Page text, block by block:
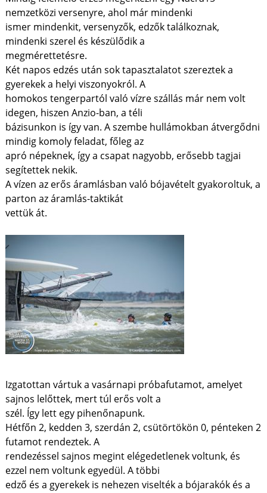
nemzetközi versenyre, ahol már mindenki
ismer mindenkit, versenyzők, edzők találkoznak,
mindenki szerel és készülődik a
megmérettetésre.
Két napos edzés után sok tapasztalatot szereztek a
gyerekek a helyi viszonyokról. A
homokos tengerpartól való vízre szállás már nem volt
idegen, hiszen Anzio-ban, a téli
bázisunkon is így van. A szembe hullámokban átvergődni
mindig komoly feladat, főleg az
apró népeknek, így a csapat nagyobb, erősebb tagjai
segítettek nekik.
A vízen az erős áramlásban való bójavételt gyakoroltuk, a
parton az áramlás-taktikát
vettük át.
Izgatottan vártuk a vasárnapi próbafutamot, amelyet
sajnos lelőttek, mert túl erős volt a
szél. Így lett egy pihenőnapunk.
Hétfőn 2, kedden 3, szerdán 2, csütörtökön 0, pénteken 2
futamot rendeztek. A
rendezéssel sajnos megint elégedetlenek voltunk, és
ezzel nem voltunk egyedül. A többi
edző és a gyerekek is nehezen viselték a bójarakók és a